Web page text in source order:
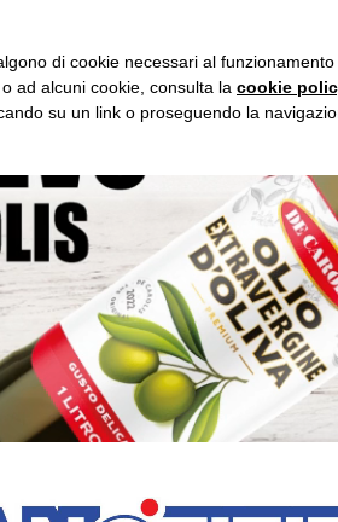
di cookie necessari al
ad alcuni cookie, consulta la cookie
su un link o proseguendo la